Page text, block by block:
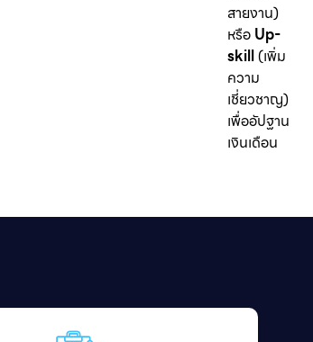
สายงาน)
หรือ Up-
skill(เพิ่ม
ความ
เชี่ยวชาญ)
เพื่ออัปฐาน
เงินเดือน